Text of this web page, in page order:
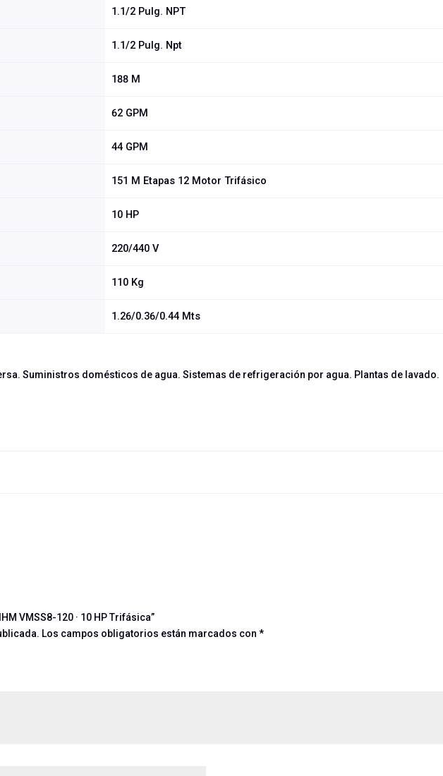
1.1/2 Pulg. NPT
1.1/2 Pulg. Npt
188 M
62 GPM
44 GPM
151 M Etapas 12 Motor Trifásico
10 HP
220/440 V
110 Kg
1.26/0.36/0.44 Mts
Suministros domésticos de agua. Sistemas de refrigeración por agua. Plantas de lavado.
VMSS8-120 · 10 HP Trifásica”
Los campos obligatorios están marcados con *